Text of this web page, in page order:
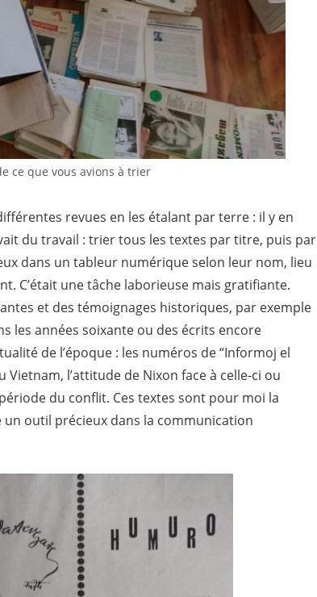
ce que vous avions à trier
revues en les étalant par terre : il y en
du travail : trier tous les textes par titre, puis par
dans un tableur numérique selon leur nom, lieu
C’était une tâche laborieuse mais gratifiante.
et des témoignages historiques, par exemple
les années soixante ou des écrits encore
de l’époque : les numéros de “Informoj el
l’attitude de Nixon face à celle-ci ou
du conflit. Ces textes sont pour moi la
un outil précieux dans la communication